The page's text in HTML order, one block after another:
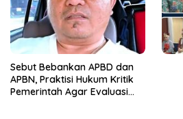
Sebut Bebankan APBD dan
APBN, Praktisi Hukum Kritik
Pemerintah Agar Evaluasi